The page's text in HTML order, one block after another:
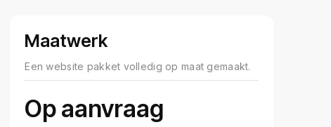
Maatwerk
Een website pakket volledig op maat gemaakt.
Op aanvraag